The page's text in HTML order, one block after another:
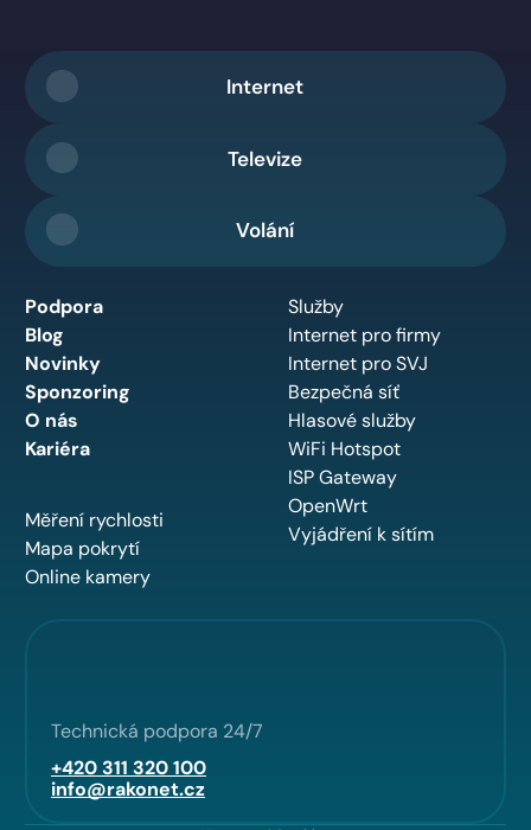
Internet
Televize
Volání
Podpora
Blog
Novinky
Sponzoring
O nás
Kariéra
Měření rychlosti
Mapa pokrytí
Online kamery
Služby
Internet pro firmy
Internet pro SVJ
Bezpečná síť
Hlasové služby
WiFi Hotspot
ISP Gateway
OpenWrt
Vyjádření k sítím
Technická podpora 24/7
+420 311 320 100
info@rakonet.cz